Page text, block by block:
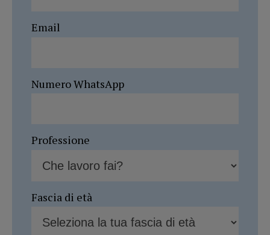
Email
Numero WhatsApp
Professione
Fascia di età